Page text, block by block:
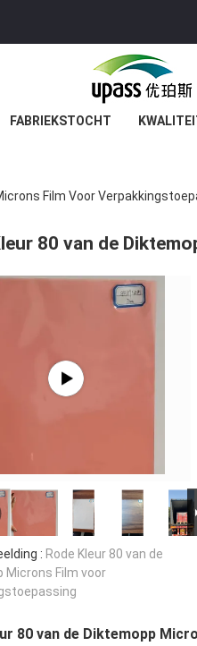
FABRIEKSTOCHT
Film Voor
80 van de
: Rode Kleur 80 van de
Microns Film voor
80 van de Diktemopp